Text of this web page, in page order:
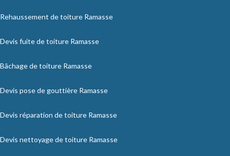
Rehaussement de toiture Ramasse
Devis fuite de toiture Ramasse
Bâchage de toiture Ramasse
Devis pose de gouttière Ramasse
Devis réparation de toiture Ramasse
Devis nettoyage de toiture Ramasse